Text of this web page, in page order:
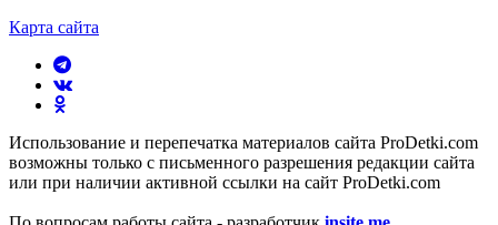
Карта сайта
Использование и перепечатка материалов сайта ProDetki.com
возможны только с письменного разрешения редакции сайта
или при наличии активной ссылки на сайт ProDetki.com